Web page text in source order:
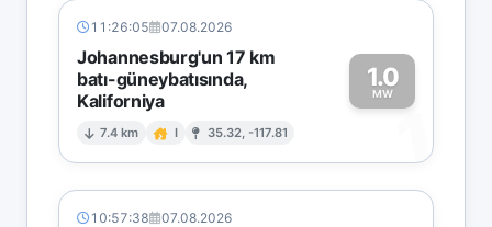
11:26:05 07.08.2026
Johannesburg'un 17 km
batı-güneybatısında,
Kaliforniya
7.4 km I 35.32, -117.81
1.0
MW
1
10:57:38 07.08.2026